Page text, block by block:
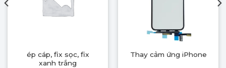
ép cáp, fix sọc, fix
xanh trắng
Thay cảm ứng iPhone